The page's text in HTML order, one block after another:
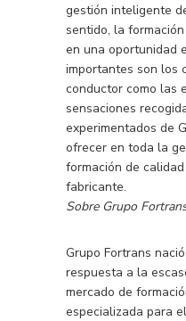
gestión inteligente
sentido, la
en una oportunidad
importantes son los
conductor como las
sensaciones
experimentados de
ofrecer en toda la
formación de
fabricante.
Sobre Grupo
Grupo Fortrans
respuesta a la
mercado de
especializada para